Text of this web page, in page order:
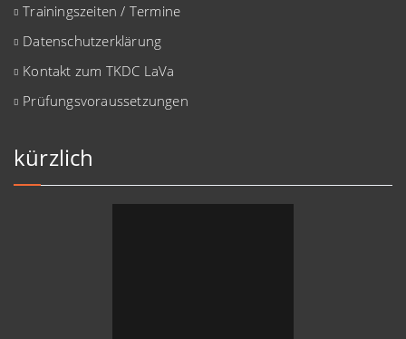
Trainingszeiten / Termine
Datenschutzerklärung
Kontakt zum TKDC LaVa
Prüfungsvoraussetzungen
kürzlich